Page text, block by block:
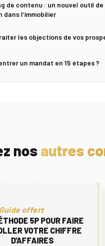
de contenu : un nouvel outil de
dans l’immobilier
les objections de vos
un mandat en 15 étapes ?
nos autres
Guide offert
5P POUR FAIRE
VOTRE CHIFFRE
D'AFFAIRES